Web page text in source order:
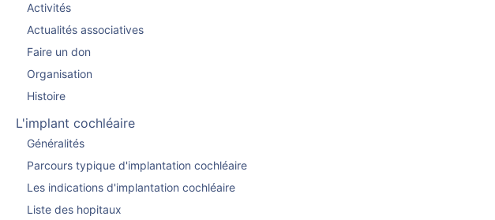
Activités
Actualités associatives
Faire un don
Organisation
Histoire
L'implant cochléaire
Généralités
Parcours typique d'implantation cochléaire
Les indications d'implantation cochléaire
Liste des hopitaux